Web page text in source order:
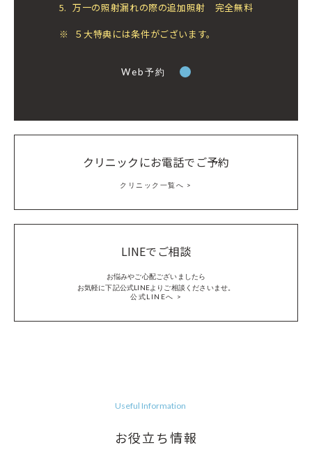
5. 万一の照射漏れの際の追加照射 完全無料
※
５大特典には条件がございます。
Web予約
クリニックにお電話でご予約
クリニック一覧へ
LINEでご相談
お悩みやご心配ございましたら
お気軽に下記公式LINEよりご相談くださいませ。
公式LINEへ
Useful Information
お役立ち情報